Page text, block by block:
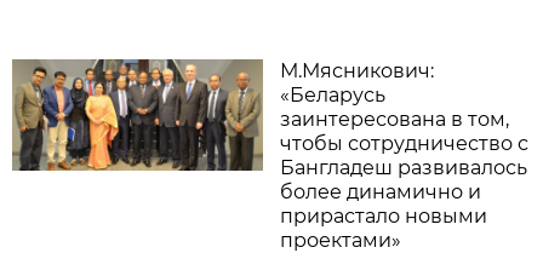
М.Мясникович:
«Беларусь
заинтересована в том,
чтобы сотрудничество с
Бангладеш развивалось
более динамично и
прирастало новыми
проектами»